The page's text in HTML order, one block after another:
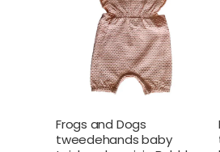
Frogs and Dogs
tweedehands baby